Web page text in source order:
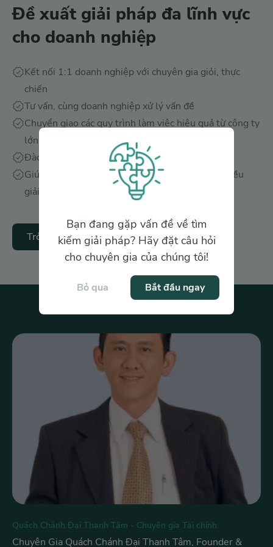
Đề xuất giải pháp đa lĩnh vực
cho doanh nghiệp
Kết nối 1:1 doanh nghiệp với chuyên gia giỏi, thực
chiến
Tư vấn, cùng doanh nghiệp xử lý vấn đề
Chuyển giao các quy trình làm việc hiệu quả từ công ty
lớn
Đào tạo 1:1 các kiến thức chuyên môn
Giúp doanh nghiệp có cái nhìn đa chiều và có nhiều
giải pháp tốt cho vấn đề gặp phải
Trở thành chuyên gia
Quách Chánh Đại Thanh Tâm - Chuyên gia Tài chính
Chuyên Gia Quách Chánh Đại Thanh Tâm, Founder &
Bạn đang gặp vấn đề về tìm
kiếm giải pháp? Hãy đặt câu hỏi
cho chuyên gia của chúng tôi!
Bỏ qua Bắt đầu ngay